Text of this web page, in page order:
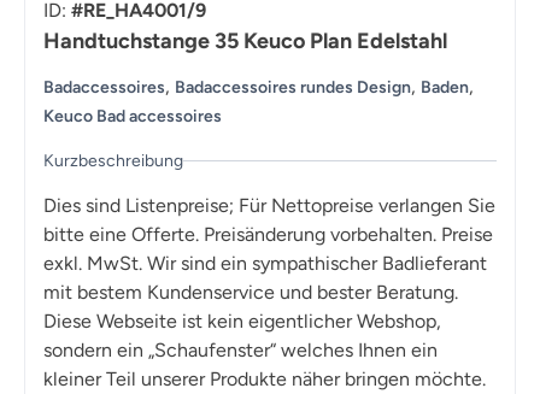
ID: #RE_HA4001/9
Handtuchstange 35 Keuco Plan Edelstahl
Badaccessoires, Badaccessoires rundes Design, Baden,
Keuco Bad accessoires
Kurzbeschreibung
Dies sind Listenpreise; Für Nettopreise verlangen Sie
bitte eine Offerte. Preisänderung vorbehalten. Preise
exkl. MwSt. Wir sind ein sympathischer Badlieferant
mit bestem Kundenservice und bester Beratung.
Diese Webseite ist kein eigentlicher Webshop,
sondern ein „Schaufenster“ welches Ihnen ein
kleiner Teil unserer Produkte näher bringen möchte.